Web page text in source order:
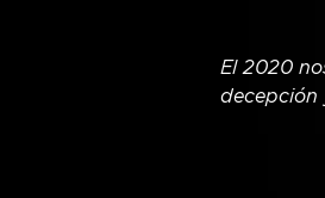
El 2020
decepción